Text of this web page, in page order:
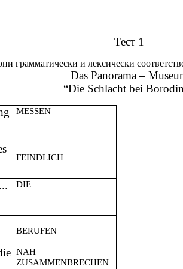
Тест 1
грамматически и лексически
Das Panorama –
“Die Schlacht bei
MESSEN
FEINDLICH
DIE
BERUFEN
NAH
ZUSAMMENBRECHEN